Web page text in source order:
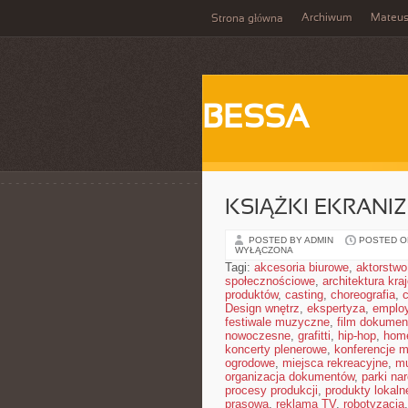
Strona główna Archiwum
BESSA
KSIĄŻKI
POSTED BY ADMIN POSTED
WYŁĄCZONA
Tagi: akcesoria biurowe, aktorstwo
społecznościowe, architektura
produktów, casting, choreografia,
Design wnętrz, ekspertyza,
festiwale muzyczne, film
nowoczesne, grafitti, hip-hop,
koncerty plenerowe, konferencje
ogrodowe, miejsca rekreacyjne,
organizacja dokumentów, parki
procesy produkcji, produkty
prasowa, reklama TV, robotyzacja,